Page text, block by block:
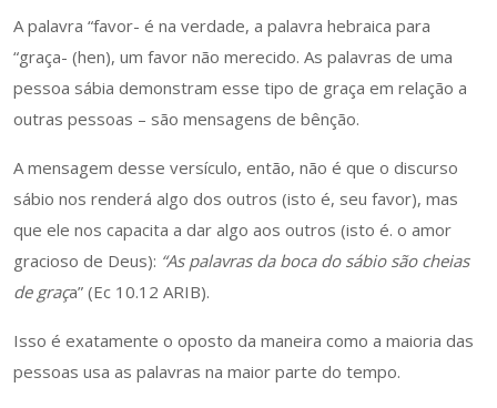
A palavra “favor- é na verdade, a palavra hebraica para
“graça- (hen), um favor não merecido. As palavras de uma
pessoa sábia demonstram esse tipo de graça em relação a
outras pessoas – são mensagens de bênção.
A mensagem desse versículo, então, não é que o discurso
sábio nos renderá algo dos outros (isto é, seu favor), mas
que ele nos capacita a dar algo aos outros (isto é. o amor
gracioso de Deus): “As palavras da boca do sábio são cheias
de graça” (Ec 10.12 ARIB).
Isso é exatamente o oposto da maneira como a maioria das
pessoas usa as palavras na maior parte do tempo.